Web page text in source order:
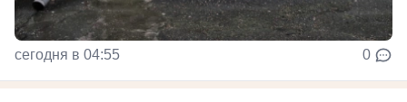
сегодня в 04:55 0